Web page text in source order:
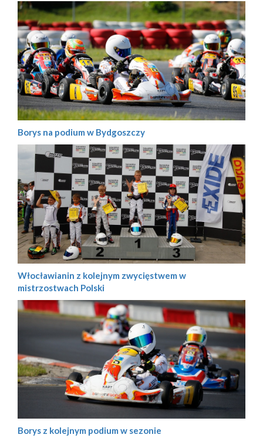
Borys na podium w Bydgoszczy
Włocławianin z kolejnym zwycięstwem w
mistrzostwach Polski
Borys z kolejnym podium w sezonie